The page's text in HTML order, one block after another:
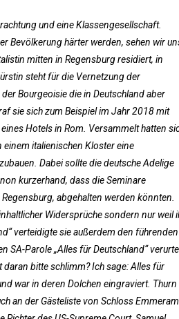
und eine Klassengesellschaft.
Bevölkerung härter werden, sehen wir
mitten in Regensburg residiert, in
steht für die Vernetzung der
Bourgeoisie die in Deutschland aber
sie sich zum Beispiel im Jahr 2018 mit
Hotels in Rom. Versammelt hatten
einem italienischen Kloster eine
Dabei sollte die deutsche Adelige
kurzerhand, dass die Seminare
abgehalten werden könnten.
Widersprüche sondern nur weil
verteidigte sie außerdem den führenden
SA-Parole „Alles für Deutschland“
bitte schlimm? Ich sage: Alles für
war in deren Dolchen eingraviert. Thurn
an der Gästeliste von Schloss